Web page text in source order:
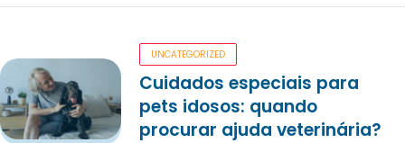
UNCATEGORIZED
Cuidados especiais para
pets idosos: quando
procurar ajuda veterinária?